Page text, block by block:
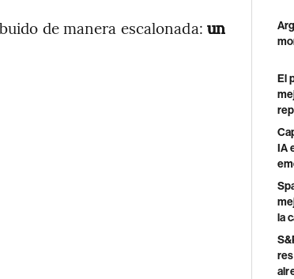
de manera escalonada: un
El
IA
la